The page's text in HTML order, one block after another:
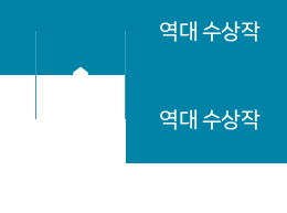
역대 수상작
역대 수상작